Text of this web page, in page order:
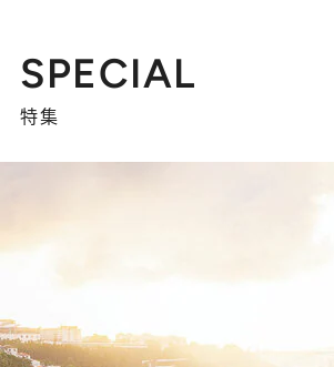
SPECIAL
特集